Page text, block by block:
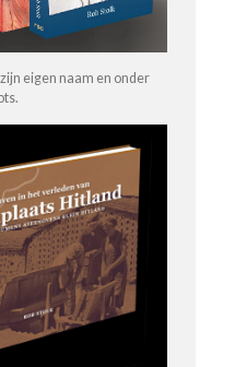
eigen naam en onder